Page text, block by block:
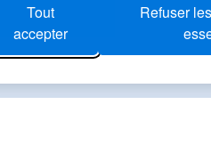
Tout
accepter
Refuser